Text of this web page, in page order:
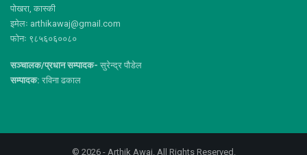
पोखरा, कास्की
इमेलः arthikawaj@gmail.com
फोनः ९८५६०६००८०
सञ्चालक/प्रधान सम्पादक- सुरेन्द्र पौडेल
सम्पादक: रविना ढकाल
© 2026 - Arthik Awaj. All Rights Reserved.